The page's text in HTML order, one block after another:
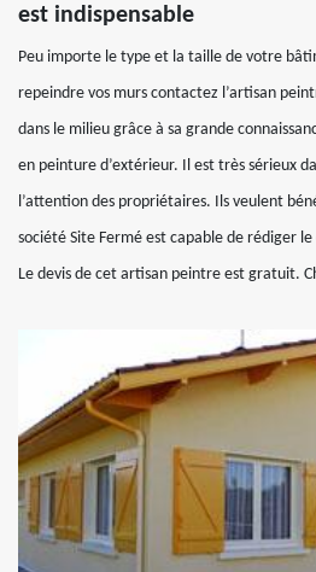
est indispensable
Peu importe le type et la taille de votre
repeindre vos murs contactez l’artisan
dans le milieu grâce à sa grande
en peinture d’extérieur. Il est très sérieux
l’attention des propriétaires. Ils veulent
société Site Fermé est capable de rédiger
Le devis de cet artisan peintre est gratuit.